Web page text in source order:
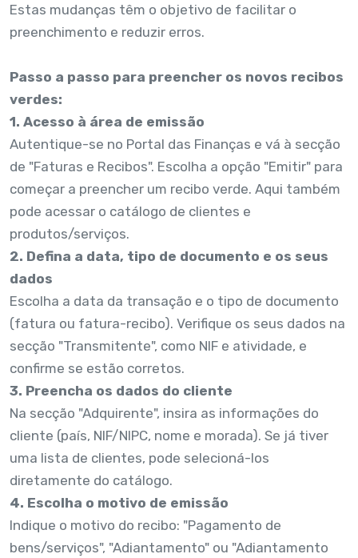
Estas mudanças têm o objetivo de facilitar o
preenchimento e reduzir erros.
Passo a passo para preencher os novos recibos
verdes:
1. Acesso à área de emissão
Autentique-se no Portal das Finanças e vá à secção
de "Faturas e Recibos". Escolha a opção "Emitir" para
começar a preencher um recibo verde. Aqui também
pode acessar o catálogo de clientes e
produtos/serviços.
2. Defina a data, tipo de documento e os seus
dados
Escolha a data da transação e o tipo de documento
(fatura ou fatura-recibo). Verifique os seus dados na
secção "Transmitente", como NIF e atividade, e
confirme se estão corretos.
3. Preencha os dados do cliente
Na secção "Adquirente", insira as informações do
cliente (país, NIF/NIPC, nome e morada). Se já tiver
uma lista de clientes, pode selecioná-los
diretamente do catálogo.
4. Escolha o motivo de emissão
Indique o motivo do recibo: "Pagamento de
bens/serviços", "Adiantamento" ou "Adiantamento